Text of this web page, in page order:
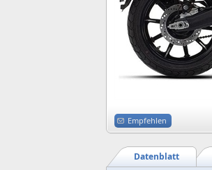
Empfehlen
Datenblatt